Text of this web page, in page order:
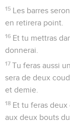
15 Les barres
en retirera point.
16 Et tu mettras
donnerai.
17 Tu feras aussi
sera de deux
et demie.
18 Et tu feras deux
aux deux bouts